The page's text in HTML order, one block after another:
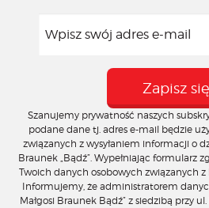
Szanujemy prywatność naszych
podane dane tj. adres e-mail będzie
związanych z wysyłaniem informacji o
Braunek „Bądź”. Wypełniając formularz
Twoich danych osobowych związanych
Informujemy, że administratorem
Małgosi Braunek Bądź” z siedzibą przy